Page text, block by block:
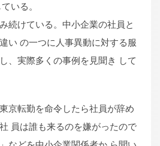
いる。
続けている。中小企業の社員と
い の一つに人事異動に対する服
、実際多くの事例を見聞き して
京転勤を命令したら社員が辞め
員は誰も来るのを嫌がったので